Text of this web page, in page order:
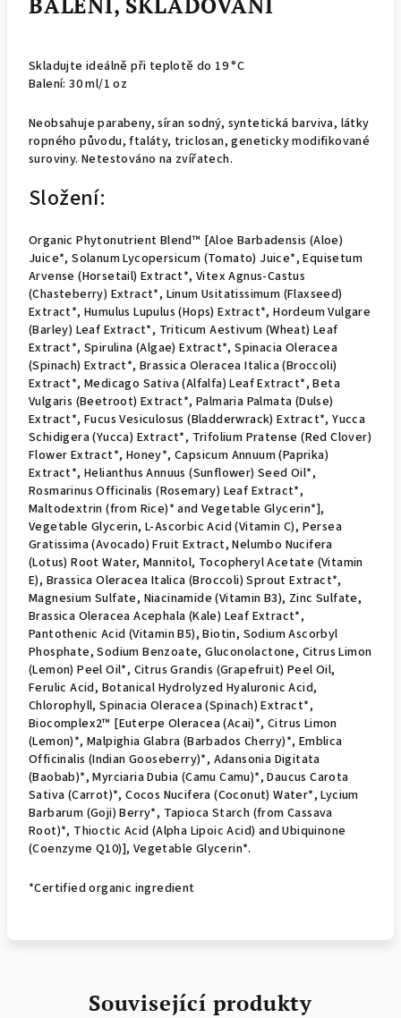
Skladujte ideálně při teplotě do 19 °C
Balení: 30 ml/1 oz
Neobsahuje parabeny, síran sodný, syntetická barviva, látky
ropného původu, ftaláty, triclosan, geneticky modifikované
suroviny. Netestováno na zvířatech.
Složení:
Organic Phytonutrient Blend™ [Aloe Barbadensis (Aloe)
Juice*, Solanum Lycopersicum (Tomato) Juice*, Equisetum
Arvense (Horsetail) Extract*, Vitex Agnus-Castus
(Chasteberry) Extract*, Linum Usitatissimum (Flaxseed)
Extract*, Humulus Lupulus (Hops) Extract*, Hordeum Vulgare
(Barley) Leaf Extract*, Triticum Aestivum (Wheat) Leaf
Extract*, Spirulina (Algae) Extract*, Spinacia Oleracea
(Spinach) Extract*, Brassica Oleracea Italica (Broccoli)
Extract*, Medicago Sativa (Alfalfa) Leaf Extract*, Beta
Vulgaris (Beetroot) Extract*, Palmaria Palmata (Dulse)
Extract*, Fucus Vesiculosus (Bladderwrack) Extract*, Yucca
Schidigera (Yucca) Extract*, Trifolium Pratense (Red Clover)
Flower Extract*, Honey*, Capsicum Annuum (Paprika)
Extract*, Helianthus Annuus (Sunflower) Seed Oil*,
Rosmarinus Officinalis (Rosemary) Leaf Extract*,
Maltodextrin (from Rice)* and Vegetable Glycerin*],
Vegetable Glycerin, L-Ascorbic Acid (Vitamin C), Persea
Gratissima (Avocado) Fruit Extract, Nelumbo Nucifera
(Lotus) Root Water, Mannitol, Tocopheryl Acetate (Vitamin
E), Brassica Oleracea Italica (Broccoli) Sprout Extract*,
Magnesium Sulfate, Niacinamide (Vitamin B3), Zinc Sulfate,
Brassica Oleracea Acephala (Kale) Leaf Extract*,
Pantothenic Acid (Vitamin B5), Biotin, Sodium Ascorbyl
Phosphate, Sodium Benzoate, Gluconolactone, Citrus Limon
(Lemon) Peel Oil*, Citrus Grandis (Grapefruit) Peel Oil,
Ferulic Acid, Botanical Hydrolyzed Hyaluronic Acid,
Chlorophyll, Spinacia Oleracea (Spinach) Extract*,
Biocomplex2™ [Euterpe Oleracea (Acai)*, Citrus Limon
(Lemon)*, Malpighia Glabra (Barbados Cherry)*, Emblica
Officinalis (Indian Gooseberry)*, Adansonia Digitata
(Baobab)*, Myrciaria Dubia (Camu Camu)*, Daucus Carota
Sativa (Carrot)*, Cocos Nucifera (Coconut) Water*, Lycium
Barbarum (Goji) Berry*, Tapioca Starch (from Cassava
Root)*, Thioctic Acid (Alpha Lipoic Acid) and Ubiquinone
(Coenzyme Q10)], Vegetable Glycerin*.
*Certified organic ingredient
Související produkty